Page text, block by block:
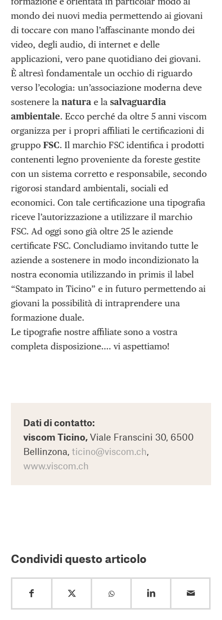
mondo dei nuovi media permettendo ai giovani
di toccare con mano l’affascinante mondo dei
video, degli audio, di internet e delle
applicazioni, vero pane quotidiano dei giovani.
È altresì fondamentale un occhio di riguardo
verso l’ecologia: un’associazione moderna deve
sostenere lanaturae lasalvaguardia
ambientale. Ecco perché da oltre 5 anni viscom
organizza per i propri affiliati le certificazioni di
gruppoFSC. Il marchio FSC identifica i prodotti
contenenti legno proveniente da foreste gestite
con un sistema corretto e responsabile, secondo
rigorosi standard ambientali, sociali ed
economici. Con tale certificazione una tipografia
riceve l’autorizzazione a utilizzare il marchio
FSC. Ad oggi sono già oltre 25 le aziende
certificate FSC. Concludiamo invitando tutte le
aziende a sostenere in modo incondizionato la
nostra economia utilizzando in primis il label
“Stampato in Ticino” e in futuro permettendo ai
giovani la possibilità di intraprendere una
formazione duale.
Le tipografie nostre affiliate sono a vostra
completa disposizione…. vi aspettiamo!
Dati di contatto:
viscom Ticino, Viale Franscini 30, 6500
Bellinzona,ticino@viscom.ch,
www.viscom.ch
Condividi questo articolo